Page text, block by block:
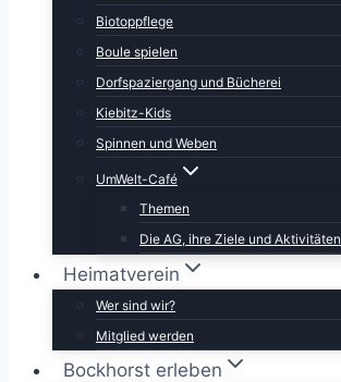
Biotoppflege
Boule spielen
Dorfspaziergang und Bücherei
Kiebitz-Kids
Spinnen und Weben
UmWelt-Café
Themen
Die AG, ihre Ziele und Aktivitäten
Heimatverein
Wer sind wir?
Mitglied werden
Bockhorst erleben